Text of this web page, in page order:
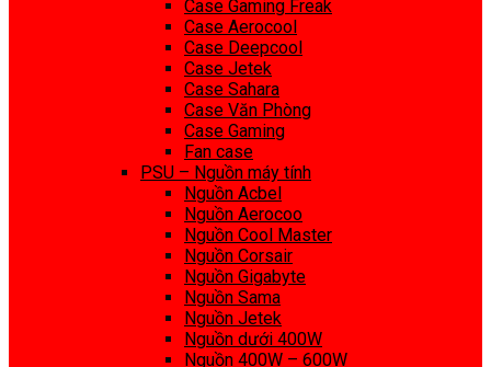
Case Gaming Freak
Case Aerocool
Case Deepcool
Case Jetek
Case Sahara
Case Văn Phòng
Case Gaming
Fan case
PSU – Nguồn máy tính
Nguồn Acbel
Nguồn Aerocoo
Nguồn Cool Master
Nguồn Corsair
Nguồn Gigabyte
Nguồn Sama
Nguồn Jetek
Nguồn dưới 400W
Nguồn 400W – 600W